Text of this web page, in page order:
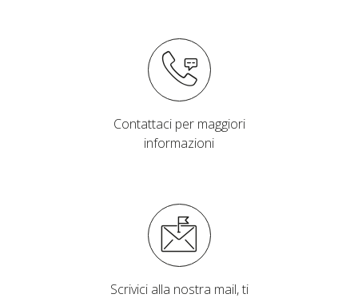
Contattaci per maggiori
informazioni
Scrivici alla nostra mail, ti